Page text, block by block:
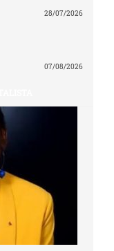
28/07/2026
07/08/2026